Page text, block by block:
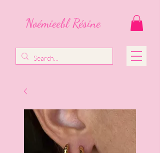
Noémieebl Résine